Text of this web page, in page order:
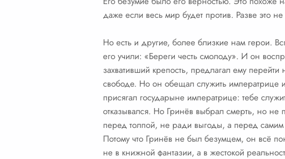
даже если весь мир будет против. Разве это
Но есть и другие, более близкие нам герои.
его учили: «Береги честь смолоду». И он
захвативший крепость, предлагал ему
свободе. Но он обещал служить
присягал государыне императрице: тебе
отказывался. Но Гринёв выбрал смерть, но не
перед толпой, не ради выгоды, а перед
Потому что Гринёв не был безумцем, он всё
не в книжной фантазии, а в жестокой